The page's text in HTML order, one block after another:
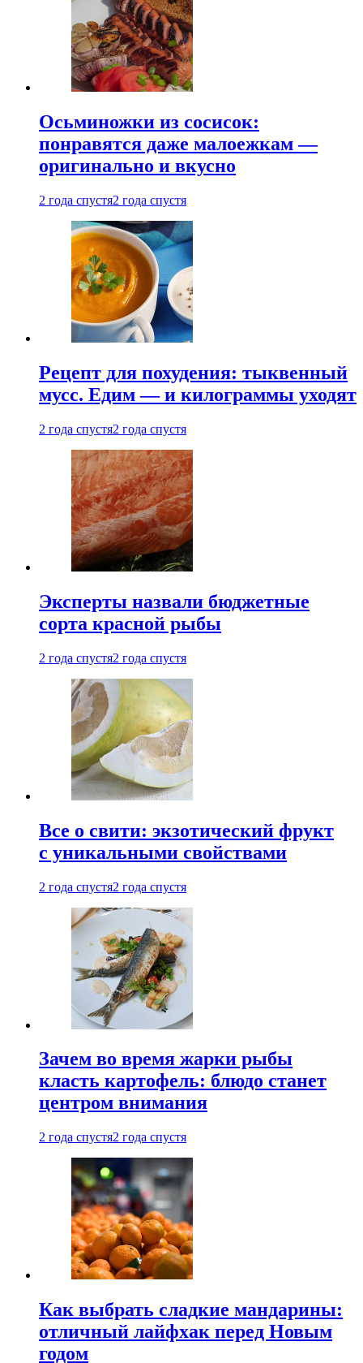
Осьминожки из сосисок:
понравятся даже малоежкам —
оригинально и вкусно
2 года спустя2 года спустя
Рецепт для похудения: тыквенный
мусс. Едим — и килограммы уходят
2 года спустя2 года спустя
Эксперты назвали бюджетные
сорта красной рыбы
2 года спустя2 года спустя
Все о свити: экзотический фрукт
с уникальными свойствами
2 года спустя2 года спустя
Зачем во время жарки рыбы
класть картофель: блюдо станет
центром внимания
2 года спустя2 года спустя
Как выбрать сладкие мандарины:
отличный лайфхак перед Новым
годом